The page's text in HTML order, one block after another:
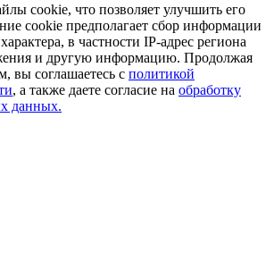
cookie, что позволяет улучшить его
cookie предполагает сбор информации
в частности IP-адрес региона
и другую информацию. Продолжая
вы соглашаетесь с политикой
, а также даете согласие на обработку
данных.